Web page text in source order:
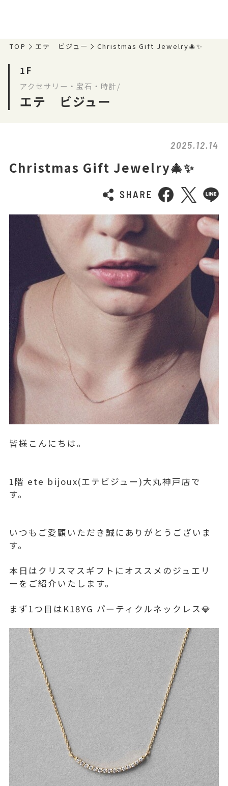
TOP エテ ビジュー Christmas Gift Jewelry🎄✨
1F
アクセサリー・宝石・時計/
エテ ビジュー
2025.12.14
Christmas Gift Jewelry🎄✨
皆様こんにちは。
1階 ete bijoux(エテビジュー)大丸神戸店で
す。
いつもご愛顧いただき誠にありがとうございま
す。
本日はクリスマスギフトにオススメのジュエリ
ーをご紹介いたします。
まず1つ目はK18YG パーティクルネックレス💎